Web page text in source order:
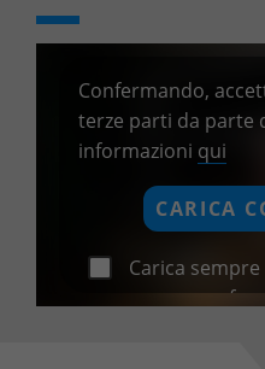
Confermando,
terze parti da parte
informazioni qui
CARICA
Carica